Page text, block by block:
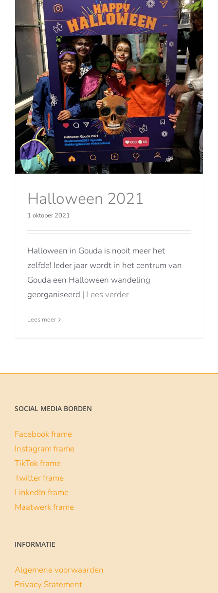
Halloween 2021
1 oktober 2021
Halloween in Gouda is nooit meer het
zelfde! Ieder jaar wordt in het centrum van
Gouda een Halloween wandeling
georganiseerd | Lees verder
Lees meer
SOCIAL MEDIA BORDEN
Facebook frame
Instagram frame
TikTok frame
Twitter frame
LinkedIn frame
Maatwerk frame
INFORMATIE
Algemene voorwaarden
Privacy Statement